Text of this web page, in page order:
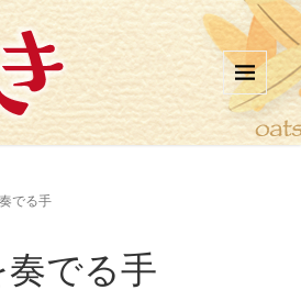
でる手
でる手